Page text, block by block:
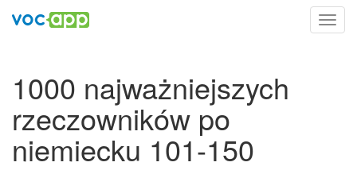
1000 najważniejszych
rzeczowników po
niemiecku 101-150